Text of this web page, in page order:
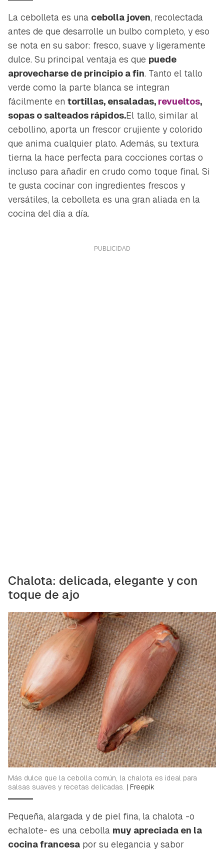
La cebolleta es una cebolla joven, recolectada
antes de que desarrolle un bulbo completo, y eso
se nota en su sabor: fresco, suave y ligeramente
dulce. Su principal ventaja es que puede
aprovecharse de principio a fin. Tanto el tallo
verde como la parte blanca se integran
fácilmente en tortillas, ensaladas, revueltos,
sopas o salteados rápidos.El tallo, similar al
cebollino, aporta un frescor crujiente y colorido
que anima cualquier plato. Además, su textura
tierna la hace perfecta para cocciones cortas o
incluso para añadir en crudo como toque final. Si
te gusta cocinar con ingredientes frescos y
versátiles, la cebolleta es una gran aliada en la
cocina del día a día.
Chalota: delicada, elegante y con
toque de ajo
Más dulce que la cebolla común, la chalota es ideal para
salsas suaves y recetas delicadas. | Freepik
Pequeña, alargada y de piel fina, la chalota -o
echalote- es una cebolla muy apreciada en la
cocina francesa por su elegancia y sabor